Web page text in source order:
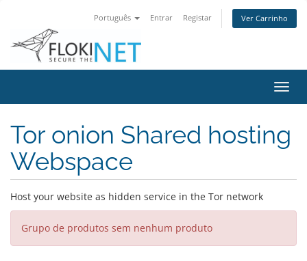
Português Entrar Registar Ver Carrinho
Tor onion Shared hosting
Webspace
Host your website as hidden service in the Tor network
Grupo de produtos sem nenhum produto